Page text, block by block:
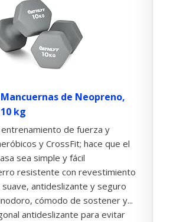
de Neopreno,
kg
de fuerza y
y CrossFit; hace que el
sea simple y fácil
resistente con revestimiento
antideslizante y seguro
cómodo de sostener y...
antideslizante para evitar